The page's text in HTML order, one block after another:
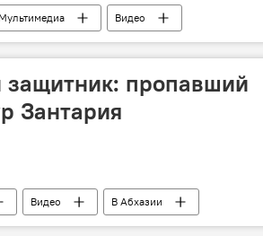
Мультимедиа Видео
пропавший
Зантария
Видео
В Абхазии
вести